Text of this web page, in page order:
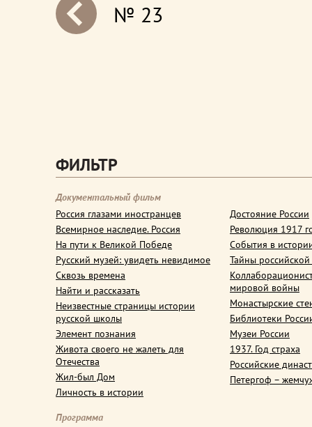
№ 23
ФИЛЬТР
Документальный фильм
Россия глазами иностранцев
Всемирное наследие. Россия
На пути к Великой Победе
Русский музей: увидеть невидимое
Сквозь времена
Найти и рассказать
Неизвестные страницы истории
русской школы
Элемент познания
Живота своего не жалеть для
Отечества
Жил-был Дом
Личность в истории
Достояние России
Революция 1917
События в
Тайны
мировой войны
Монастырские
Библиотеки
Музеи России
1937. Год страха
Российские
Петергоф –
Программа